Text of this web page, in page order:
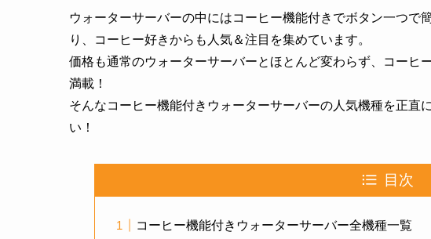
ウォーターサーバーの中にはコーヒー機能付きでボタン一つで
り、コーヒー好きからも人気＆注目を集めています。
価格も通常のウォーターサーバーとほとんど変わらず、コーヒ
満載！
そんなコーヒー機能付きウォーターサーバーの人気機種を正直
い！
目次
コーヒー機能付きウォーターサーバー全機種一覧